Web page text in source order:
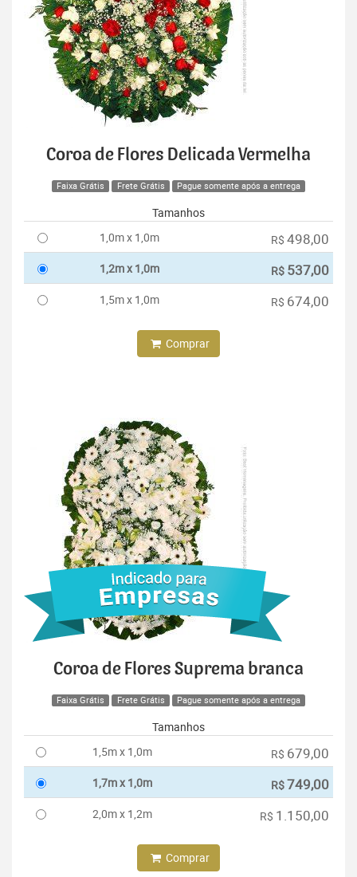
Coroa de Flores Delicada Vermelha
Faixa Grátis Frete Grátis Pague somente após a entrega
Tamanhos
1,0m x 1,0m
R$ 498,00
1,2m x 1,0m R$ 537,00
1,5m x 1,0m R$ 674,00
Comprar
Coroa de Flores Suprema branca
Faixa Grátis Frete Grátis Pague somente após a entrega
Tamanhos
1,5m x 1,0m
R$ 679,00
1,7m x 1,0m R$749,00
2,0m x 1,2m R$ 1.150,00
Comprar